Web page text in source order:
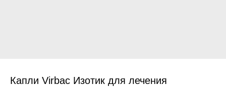
Капли Virbac Изотик для лечения